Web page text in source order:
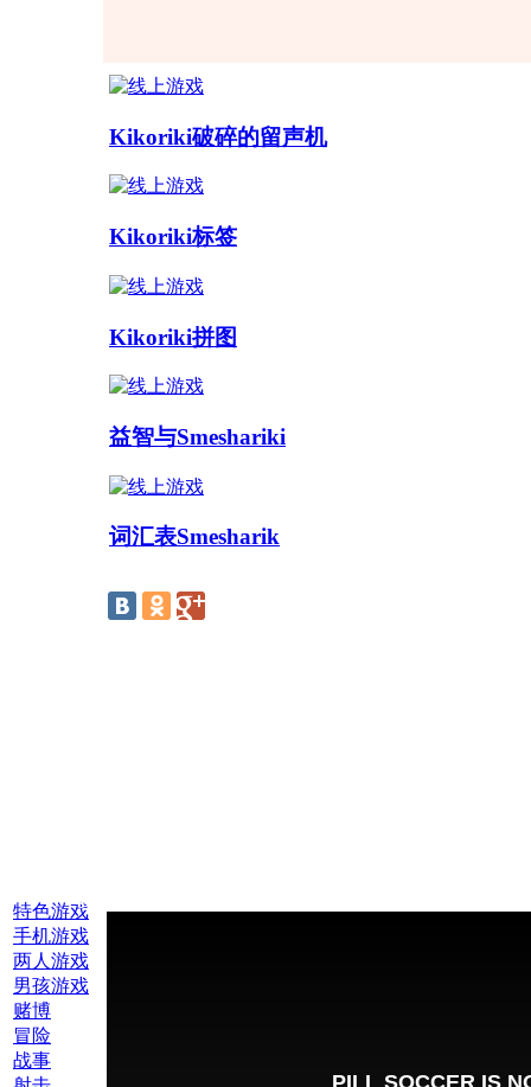
线上游戏:
特色游戏
手机游戏
两人游戏
男孩游戏
赌博
冒险
战事
Kikoriki破碎的留声机
Kikoriki标签
Kikoriki拼图
益智与Smeshariki
词汇表Smesharik